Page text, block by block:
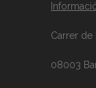
Carrer de
08003